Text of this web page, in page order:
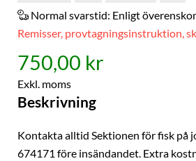
Normal svarstid: Enligt
Remisser, provtagningsinstruktion,
750,00 kr
Exkl. moms
Beskrivning
Kontakta alltid Sektionen för fisk på
674171 före insändandet. Extra